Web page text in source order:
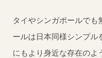
タイやシンガポールでも
ールは日本同様シンプル
にもより身近な存在のよ